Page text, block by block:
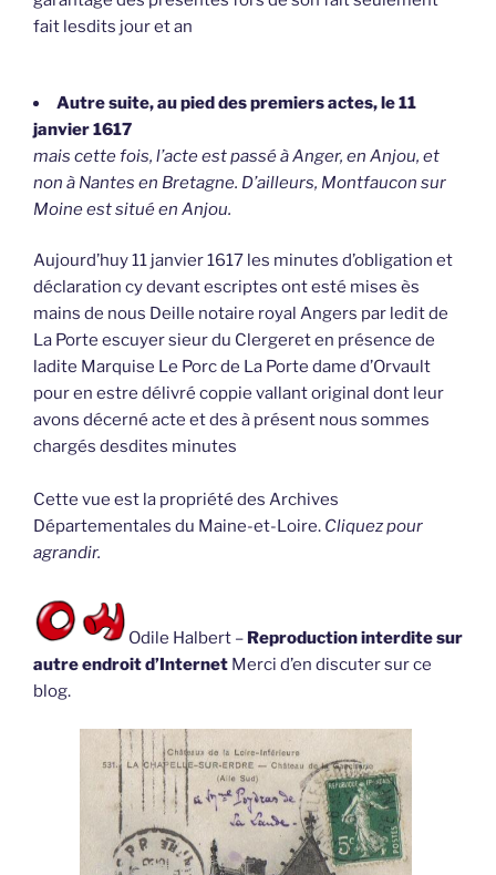
fait lesdits jour et an
Autre suite, au pied des premiers actes, le 11
janvier 1617
mais cette fois, l’acte est passé à Anger, en Anjou, et
non à Nantes en Bretagne. D’ailleurs, Montfaucon sur
Moine est situé en Anjou.
Aujourd’huy 11 janvier 1617 les minutes d’obligation et
déclaration cy devant escriptes ont esté mises ès
mains de nous Deille notaire royal Angers par ledit de
La Porte escuyer sieur du Clergeret en présence de
ladite Marquise Le Porc de La Porte dame d’Orvault
pour en estre délivré coppie vallant original dont leur
avons décerné acte et des à présent nous sommes
chargés desdites minutes
Cette vue est la propriété des Archives
Départementales du Maine-et-Loire. Cliquez pour
agrandir.
Odile Halbert – Reproduction interdite sur
autre endroit d’Internet Merci d’en discuter sur ce
blog.